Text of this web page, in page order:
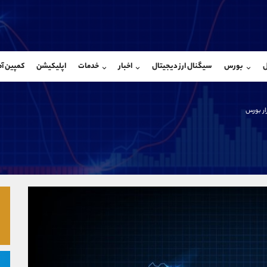
بورس سیگنال ارز دیجیتال اخبار خدمات اپلیکیشن کمپین
بورس
شروع گفتگو
@Armteam_admin_104